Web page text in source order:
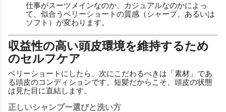
仕事がスーツメインなのか、カジュアルなのかによっ
て、似合うベリーショートの質感（シャープ、あるいは
ソフト）が変わります。
収益性の高い頭皮環境を維持するため
のセルフケア
ベリーショートにしたら、次にこだわるべきは「素材」であ
る頭皮のコンディションです。短髪だからこそ、頭皮の状態
は見た目に直結します。
正しいシャンプー選びと洗い方